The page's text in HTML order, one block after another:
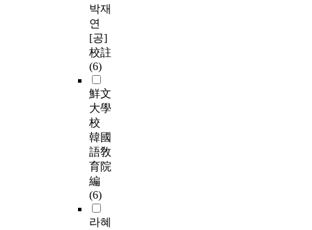
박재
연
[공]
校註
(6)
鮮文
大學
校
韓國
語敎
育院
編
(6)
라혜